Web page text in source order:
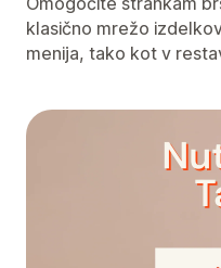
klasično mrežo
menija, tako kot v